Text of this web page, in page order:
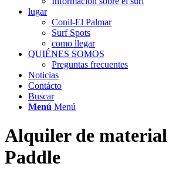
lugar
Conil-El Palmar
Surf Spots
como llegar
QUIÉNES SOMOS
Preguntas frecuentes
Noticias
Contácto
Buscar
Menú Menú
Alquiler de
Paddle